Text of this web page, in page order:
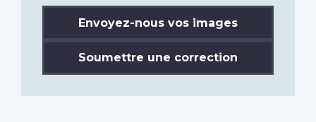
Envoyez-nous vos images
Soumettre une correction